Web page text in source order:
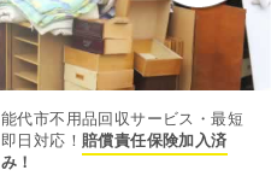
能代市不用品回収サービス・最短
即日対応！ 賠償責任保険加入済
み！